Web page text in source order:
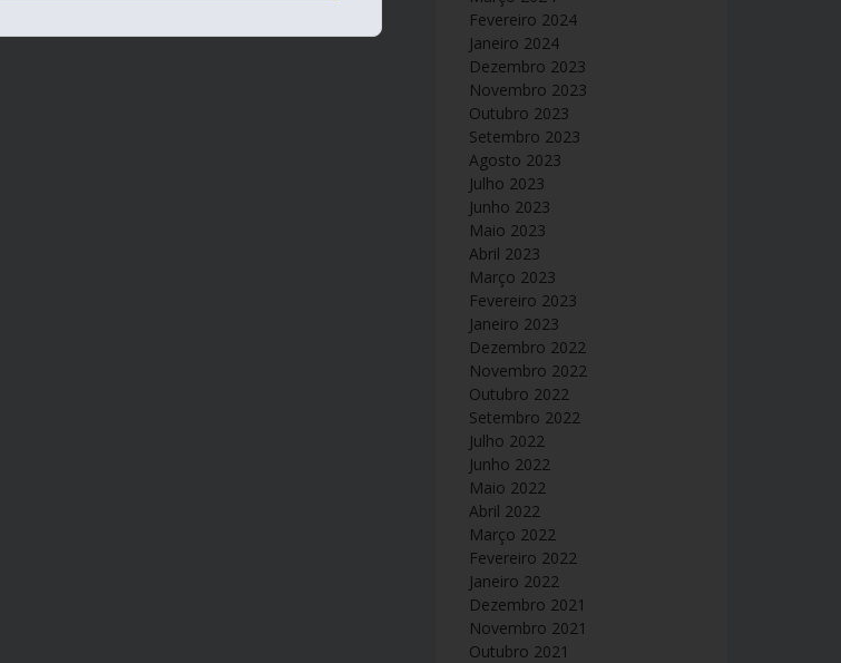
Fevereiro 2024
Janeiro 2024
Dezembro 2023
Novembro 2023
Outubro 2023
Setembro 2023
Agosto 2023
Julho 2023
Junho 2023
Maio 2023
Abril 2023
Março 2023
Fevereiro 2023
Janeiro 2023
Dezembro 2022
Novembro 2022
Outubro 2022
Setembro 2022
Julho 2022
Junho 2022
Maio 2022
Abril 2022
Março 2022
Fevereiro 2022
Janeiro 2022
Dezembro 2021
Novembro 2021
Outubro 2021